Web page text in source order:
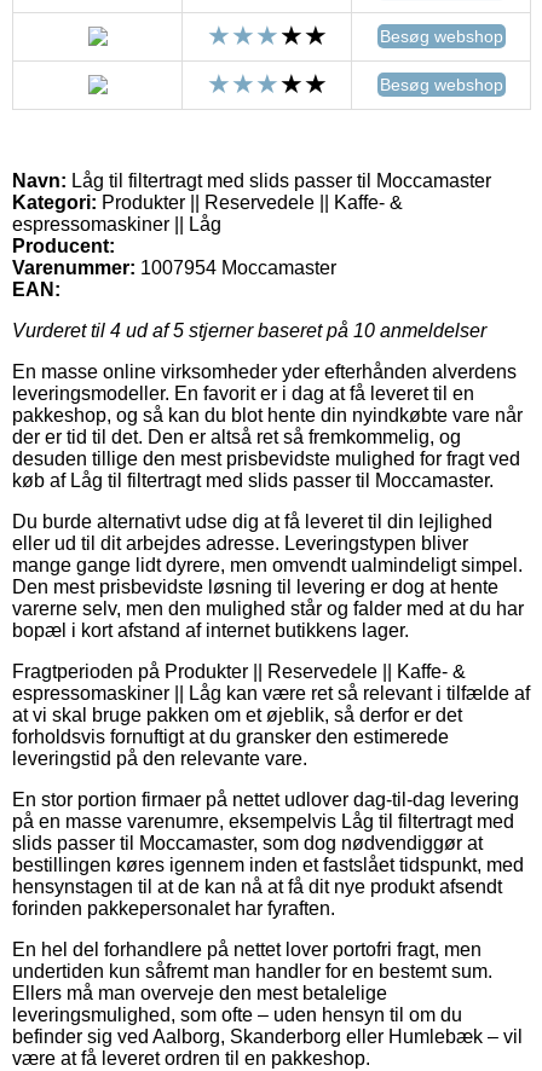
Besøg webshop
Besøg webshop
Navn: Låg til filtertragt med slids passer til Moccamaster
Kategori: Produkter || Reservedele || Kaffe- &
espressomaskiner || Låg
Producent:
Varenummer: 1007954 Moccamaster
EAN:
Vurderet til 4 ud af 5 stjerner baseret på 10 anmeldelser
En masse online virksomheder yder efterhånden alverdens
leveringsmodeller. En favorit er i dag at få leveret til en
pakkeshop, og så kan du blot hente din nyindkøbte vare når
der er tid til det. Den er altså ret så fremkommelig, og
desuden tillige den mest prisbevidste mulighed for fragt ved
køb af Låg til filtertragt med slids passer til Moccamaster.
Du burde alternativt udse dig at få leveret til din lejlighed
eller ud til dit arbejdes adresse. Leveringstypen bliver
mange gange lidt dyrere, men omvendt ualmindeligt simpel.
Den mest prisbevidste løsning til levering er dog at hente
varerne selv, men den mulighed står og falder med at du har
bopæl i kort afstand af internet butikkens lager.
Fragtperioden på Produkter || Reservedele || Kaffe- &
espressomaskiner || Låg kan være ret så relevant i tilfælde af
at vi skal bruge pakken om et øjeblik, så derfor er det
forholdsvis fornuftigt at du gransker den estimerede
leveringstid på den relevante vare.
En stor portion firmaer på nettet udlover dag-til-dag levering
på en masse varenumre, eksempelvis Låg til filtertragt med
slids passer til Moccamaster, som dog nødvendiggør at
bestillingen køres igennem inden et fastslået tidspunkt, med
hensynstagen til at de kan nå at få dit nye produkt afsendt
forinden pakkepersonalet har fyraften.
En hel del forhandlere på nettet lover portofri fragt, men
undertiden kun såfremt man handler for en bestemt sum.
Ellers må man overveje den mest betalelige
leveringsmulighed, som ofte – uden hensyn til om du
befinder sig ved Aalborg, Skanderborg eller Humlebæk – vil
være at få leveret ordren til en pakkeshop.